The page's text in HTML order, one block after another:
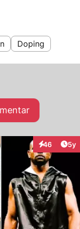
Doping
46
Interaktionen
5y